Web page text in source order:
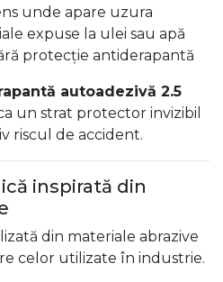
unde apare uzura
expuse la ulei sau apă
protecție antiderapantă
autoadezivă 2.5
un strat protector invizibil
riscul de accident.
inspirată din
din materiale abrazive
celor utilizate în industrie.